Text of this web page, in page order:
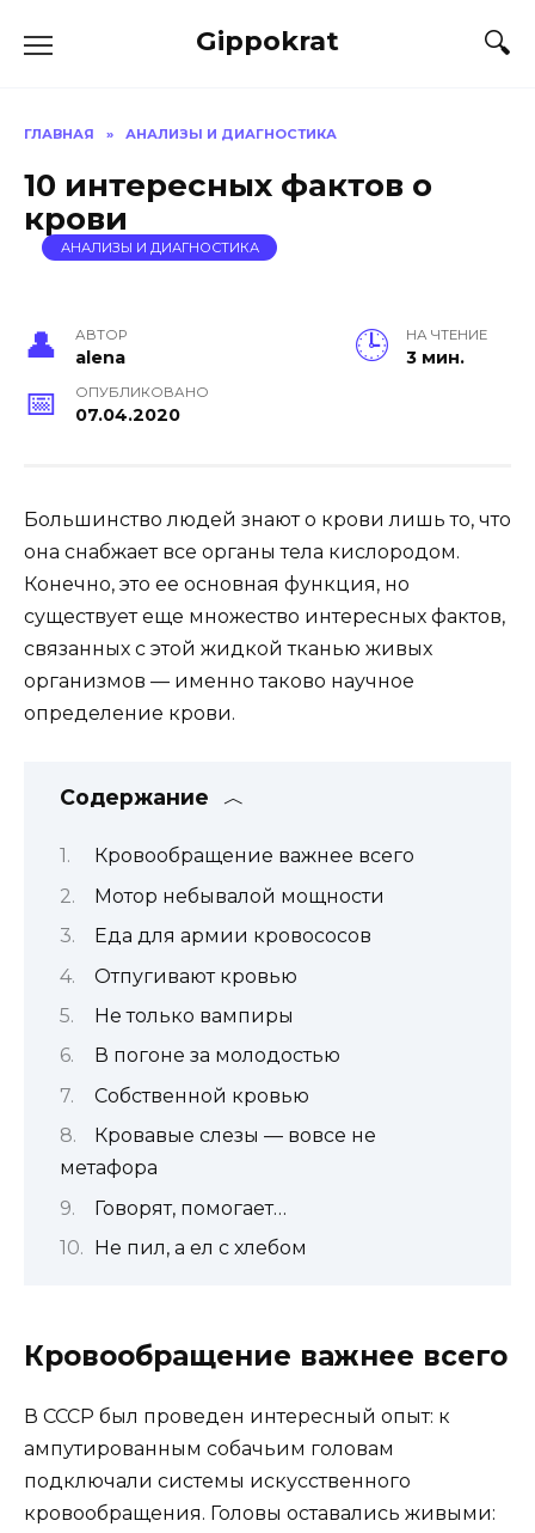
Gippokrat
ГЛАВНАЯ » АНАЛИЗЫ И ДИАГНОСТИКА
10 интересных фактов о
крови
АНАЛИЗЫ И ДИАГНОСТИКА
АВТОР
alena
НА ЧТЕНИЕ
3 мин.
ОПУБЛИКОВАНО
07.04.2020
Большинство людей знают о крови лишь то, что
она снабжает все органы тела кислородом.
Конечно, это ее основная функция, но
существует еще множество интересных фактов,
связанных с этой жидкой тканью живых
организмов — именно таково научное
определение крови.
Содержание
Кровообращение важнее всего
Мотор небывалой мощности
Еда для армии кровососов
Отпугивают кровью
Не только вампиры
В погоне за молодостью
Собственной кровью
Кровавые слезы — вовсе не
метафора
Говорят, помогает…
Не пил, а ел с хлебом
Кровообращение важнее всего
В СССР был проведен интересный опыт: к
ампутированным собачьим головам
подключали системы искусственного
кровообращения. Головы оставались живыми: